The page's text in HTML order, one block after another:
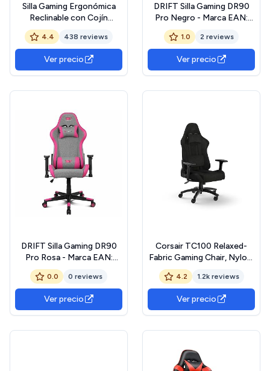
Silla Gaming Ergonómica
Reclinable con Cojín
Lumbar y Cervical |
Respaldo Alto Acolchado |
Altura ajustable | Ruedas
Giratorias 360° y
Reposabrazos | Ideal
4.4 438 reviews
Ver precio
DRIFT Silla Gaming DR90
Pro Negro - Marca EAN:
8436587973819
1.0 2 reviews
Ver precio
DRIFT Silla Gaming DR90
Pro Rosa - Marca EAN:
8436587973840
0.0 0 reviews
Ver precio
Corsair TC100 Relaxed-
Fabric Gaming Chair, Nylon,
Negro, Talla única
4.2 1.2k reviews
Ver precio